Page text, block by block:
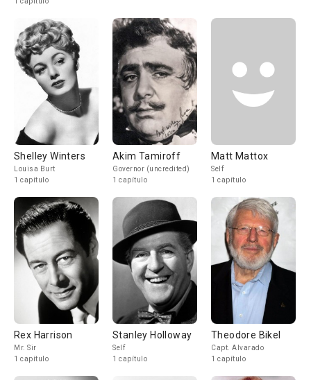
Shelley Winters
Louisa Burt
1 capítulo
Akim Tamiroff
Governor (uncredited)
1 capítulo
Matt Mattox
Self
1 capítulo
Rex Harrison
Mr. Sir
1 capítulo
Stanley Holloway
Self
1 capítulo
Theodore Bikel
Capt. Alvarado
1 capítulo